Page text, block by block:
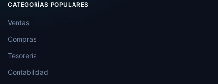
CATEGORÍAS POPULARES
Ventas
Compras
Tesorería
Contabilidad